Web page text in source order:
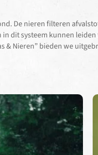
De nieren filteren
dit systeem kunnen
& Nieren” bieden we